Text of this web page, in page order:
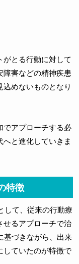
とる行動に対して
障害などの精神疾患
めないものとなり
でアプローチする必
と進化していきま
特徴
して、従来の行動療
せるアプローチで治
基づきながら、出来
していたのが特徴で